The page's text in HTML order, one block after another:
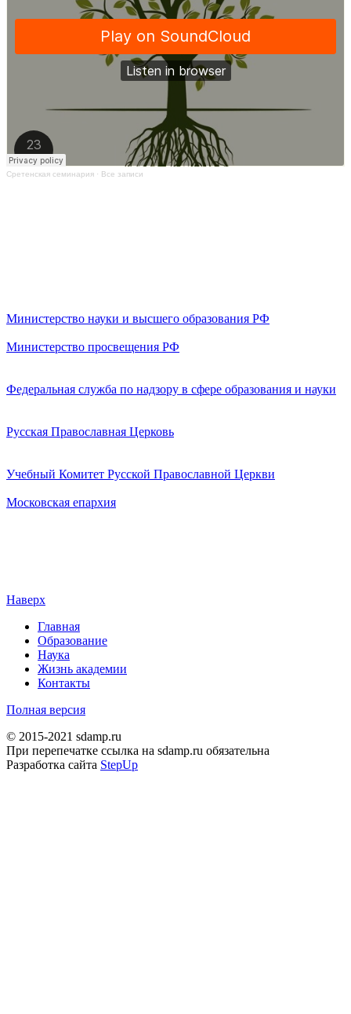
Сретенская семинария · Все записи
Министерство науки и высшего образования РФ
Министерство просвещения РФ
Федеральная служба по надзору в сфере образования и науки
Русская Православная Церковь
Учебный Комитет Русской Православной Церкви
Московская епархия
Наверх
Главная
Образование
Наука
Жизнь академии
Контакты
Полная версия
© 2015-2021 sdamp.ru
При перепечатке ссылка на sdamp.ru обязательна
Разработка сайта StepUp